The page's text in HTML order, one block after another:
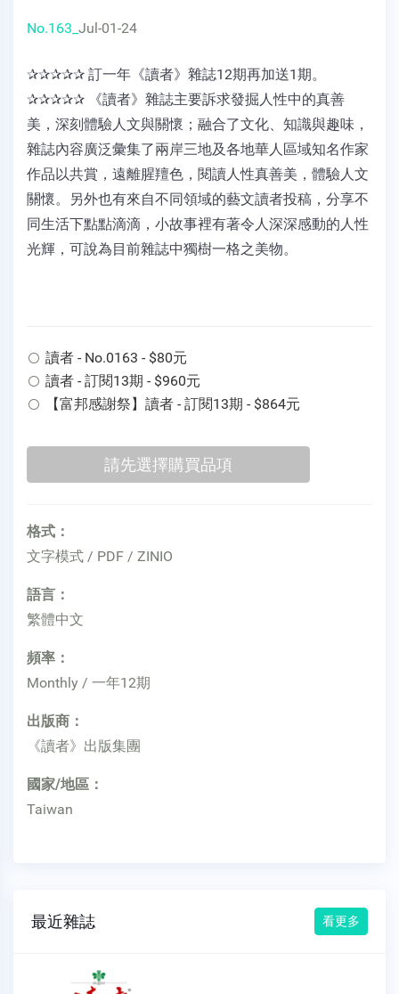
No.163_ Jul-01-24
✰✰✰✰✰ 訂一年《讀者》雜誌12期再加送1期。
✰✰✰✰✰ 《讀者》雜誌主要訴求發掘人性中的真善
美，深刻體驗人文與關懷；融合了文化、知識與趣味，
雜誌內容廣泛彙集了兩岸三地及各地華人區域知名作家
作品以共賞，遠離腥羶色，閱讀人性真善美，體驗人文
關懷。另外也有來自不同領域的藝文讀者投稿，分享不
同生活下點點滴滴，小故事裡有著令人深深感動的人性
光輝，可說為目前雜誌中獨樹一格之美物。
讀者 - No.0163 - $80元
讀者 - 訂閱13期 - $960元
【富邦感謝祭】讀者 - 訂閱13期 - $864元
格式：
文字模式 / PDF / ZINIO
語言：
繁體中文
頻率：
Monthly / 一年12期
出版商：
《讀者》出版集團
國家/地區：
Taiwan
最近雜誌 看更多